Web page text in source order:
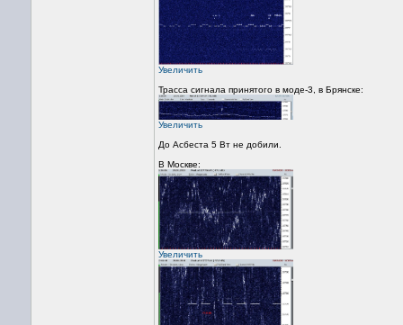
Увеличить
Трасса сигнала принятого в моде-3, в Брянске:
Увеличить
До Асбеста 5 Вт не добили.
В Москве:
Увеличить